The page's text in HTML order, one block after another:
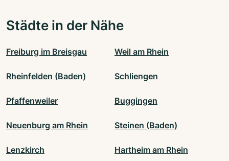
Städte in der Nähe
Freiburg im Breisgau Weil am Rhein
Rheinfelden (Baden) Schliengen
Pfaffenweiler Buggingen
Neuenburg am Rhein Steinen (Baden)
Lenzkirch Hartheim am Rhein